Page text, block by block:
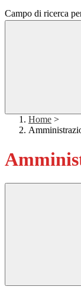
Campo di ricerca
Home >